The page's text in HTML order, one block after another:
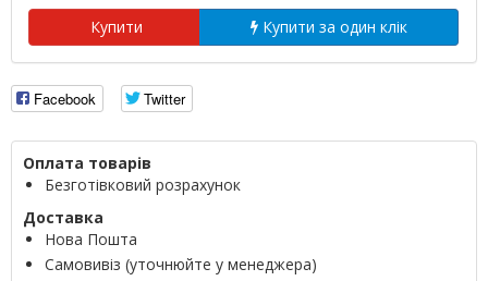
Купити
Купити за один клік
Facebook Twitter
Оплата товарів
Безготівковий розрахунок
Доставка
Нова Пошта
Самовивіз (уточнюйте у менеджера)